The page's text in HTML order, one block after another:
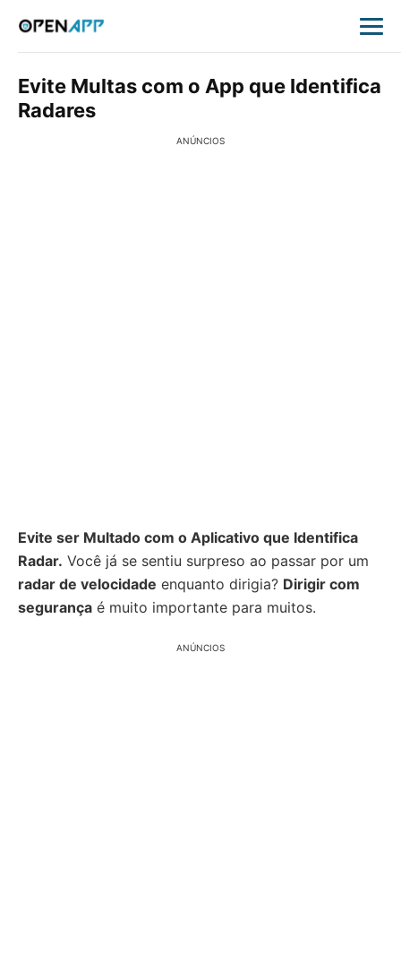
Evite Multas com o App que Identifica
Radares
ANÚNCIOS
Evite ser Multado com o Aplicativo que Identifica
Radar. Você já se sentiu surpreso ao passar por um
radar de velocidade enquanto dirigia? Dirigir com
segurança é muito importante para muitos.
ANÚNCIOS